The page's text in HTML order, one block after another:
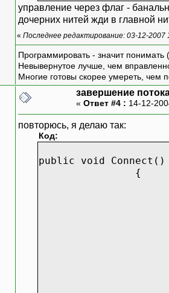
управление через флаг -
дочерних нитей жди в главной
« Последнее редактирование: 03-12-2007
Программировать - значит понимать
Невывернутое лучше, чем
Многие готовы скорее умереть, чем
завершение
« Ответ #4 : 14-12-
повторюсь, я делаю так:
Код:
public void Connect()
{